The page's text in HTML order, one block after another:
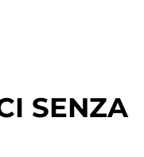
SENZA